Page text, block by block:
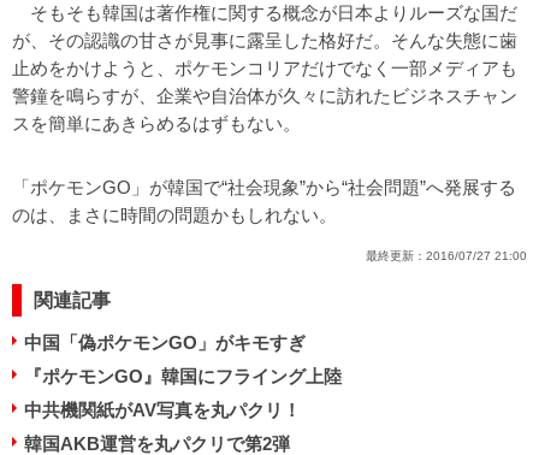
そもそも韓国は著作権に関する概念が日本よりルーズな国だ
が、その認識の甘さが見事に露呈した格好だ。そんな失態に歯
止めをかけようと、ポケモンコリアだけでなく一部メディアも
警鐘を鳴らすが、企業や自治体が久々に訪れたビジネスチャン
スを簡単にあきらめるはずもない。
「ポケモンGO」が韓国で“社会現象”から“社会問題”へ発展する
のは、まさに時間の問題かもしれない。
最終更新： 2016/07/27 21:00
関連記事
中国「偽ポケモンGO」がキモすぎ
『ポケモンGO』韓国にフライング上陸
中共機関紙がAV写真を丸パクリ！
韓国AKB運営を丸パクリで第2弾